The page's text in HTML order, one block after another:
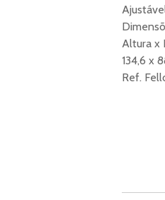
Altura x
134,6 x
Ref.